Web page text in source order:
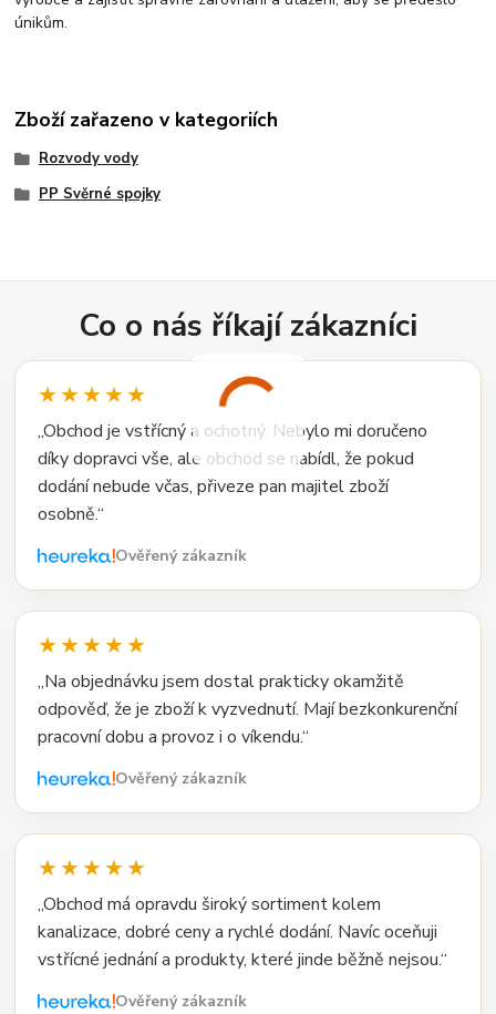
únikům.
Zboží zařazeno v kategoriích
Rozvody vody
PP Svěrné spojky
Co o nás říkají zákazníci
★★★★★
„Obchod je vstřícný a ochotný. Nebylo mi doručeno
díky dopravci vše, ale obchod se nabídl, že pokud
dodání nebude včas, přiveze pan majitel zboží
osobně.“
Ověřený zákazník
★★★★★
„Na objednávku jsem dostal prakticky okamžitě
odpověď, že je zboží k vyzvednutí. Mají bezkonkurenční
pracovní dobu a provoz i o víkendu.“
Ověřený zákazník
★★★★★
„Obchod má opravdu široký sortiment kolem
kanalizace, dobré ceny a rychlé dodání. Navíc oceňuji
vstřícné jednání a produkty, které jinde běžně nejsou.“
Ověřený zákazník